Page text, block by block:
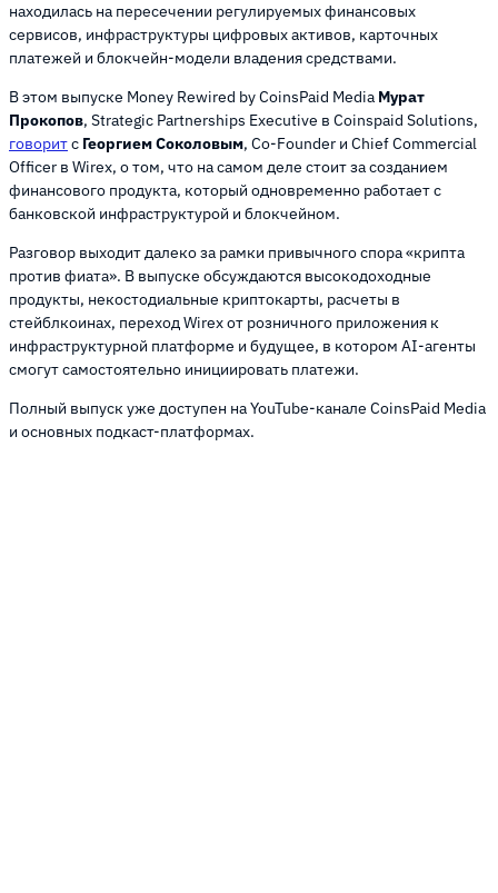
находилась на пересечении регулируемых финансовых
сервисов, инфраструктуры цифровых активов, карточных
платежей и блокчейн-модели владения средствами.
В этом выпуске Money Rewired by CoinsPaid Media Мурат
Прокопов, Strategic Partnerships Executive в Coinspaid Solutions,
говоритс Георгием Соколовым, Co-Founder и Chief Commercial
Officer в Wirex, о том, что на самом деле стоит за созданием
финансового продукта, который одновременно работает с
банковской инфраструктурой и блокчейном.
Разговор выходит далеко за рамки привычного спора «крипта
против фиата». В выпуске обсуждаются высокодоходные
продукты, некостодиальные криптокарты, расчеты в
стейблкоинах, переход Wirex от розничного приложения к
инфраструктурной платформе и будущее, в котором AI-агенты
смогут самостоятельно инициировать платежи.
Полный выпуск уже доступен на YouTube-канале CoinsPaid Media
и основных подкаст-платформах.